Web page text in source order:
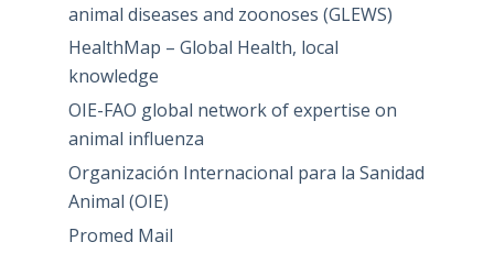
animal diseases and zoonoses (GLEWS)
HealthMap – Global Health, local
knowledge
OIE-FAO global network of expertise on
animal influenza
Organización Internacional para la Sanidad
Animal (OIE)
Promed Mail